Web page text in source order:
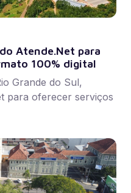
Atende.Net para
100% digital
Grande do Sul,
para oferecer serviços